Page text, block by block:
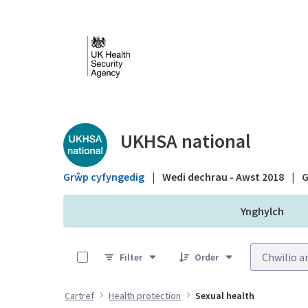
Public library -
UKHSA national
Grŵp cyfyngedig | Wedi dechrau - Awst 2018 |
Ynghylch
Filter
Order
Cartref Health protection Sexual health